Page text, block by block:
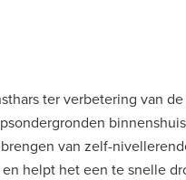
ter verbetering van
van zelf-
helpt het een te snelle